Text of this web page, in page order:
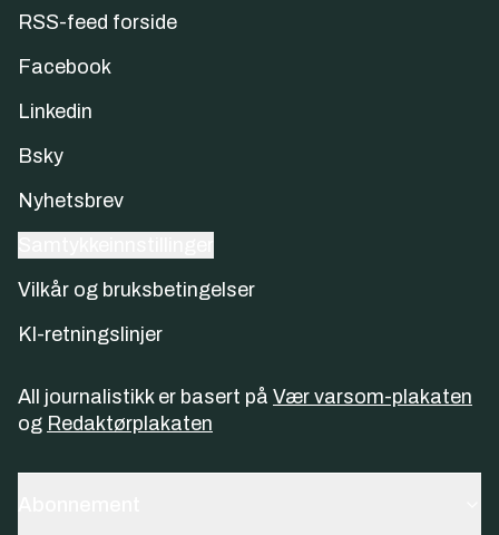
RSS-feed forside
Facebook
Linkedin
Bsky
Nyhetsbrev
Vilkår og bruksbetingelser
KI-retningslinjer
All journalistikk er basert på Vær varsom-plakaten
og Redaktørplakaten